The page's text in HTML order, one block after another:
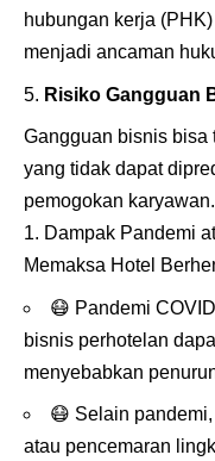
hubungan kerja
menjadi ancaman
Risiko Gangguan
Gangguan bisnis bisa
yang tidak dapat
pemogokan karyawan.
Dampak Pandemi
Memaksa Hotel
😷 Pandemi
bisnis perhotelan
menyebabkan
😷 Selain
atau pencemaran